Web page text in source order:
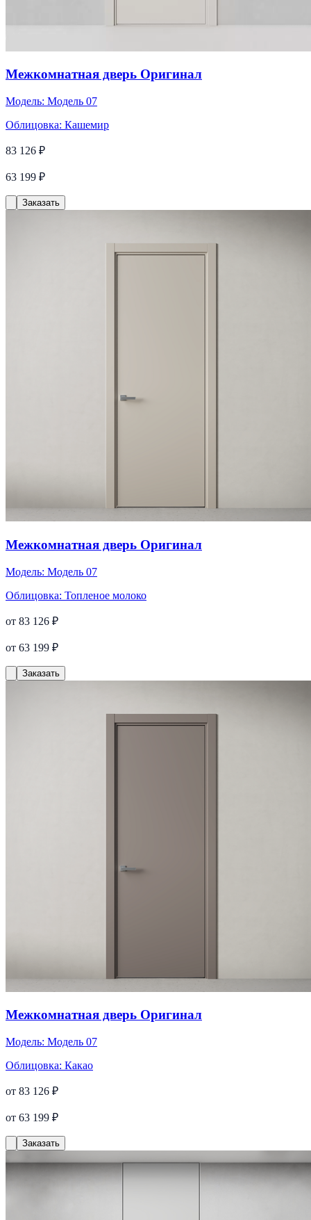
Межкомнатная дверь Оригинал
Модель: Модель 07
Облицовка: Кашемир
83 126 ₽
63 199 ₽
Заказать
Межкомнатная дверь Оригинал
Модель: Модель 07
Облицовка: Топленое молоко
от 83 126 ₽
от 63 199 ₽
Заказать
Межкомнатная дверь Оригинал
Модель: Модель 07
Облицовка: Какао
от 83 126 ₽
от 63 199 ₽
Заказать